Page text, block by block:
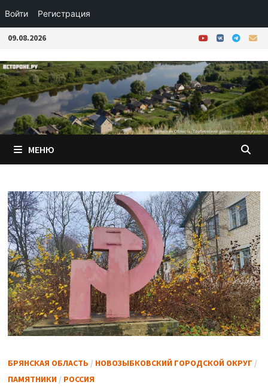
Войти Регистрация
Перейти
содержимому
09.08.2026
МЕНЮ
БРЯНСКАЯ ОБЛАСТЬ / НОВОЗЫБКОВСКИЙ ГОРОДСКОЙ ОКРУГ /
ПАМЯТНИКИ/ РОССИЯ